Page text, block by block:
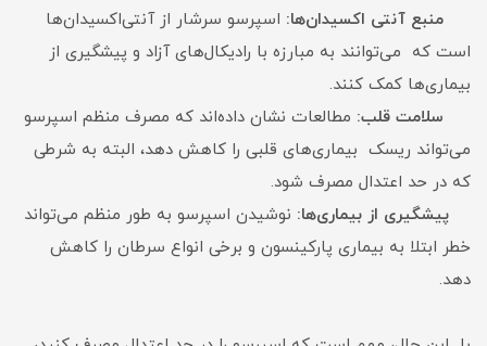
منبع آنتی اکسیدان‌ها: اسپرسو سرشار از آنتی‌اکسیدان‌ها
است که می‌توانند به مبارزه با رادیکال‌های آزاد و پیشگیری از
بیماری‌ها کمک کنند.
سلامت قلب: مطالعات نشان داده‌اند که مصرف منظم اسپرسو
می‌تواند ریسک بیماری‌های قلبی را کاهش دهد، البته به شرطی
که در حد اعتدال مصرف شود.
پیشگیری از بیماری‌ها: نوشیدن اسپرسو به طور منظم می‌تواند
خطر ابتلا به بیماری پارکینسون و برخی انواع سرطان را کاهش
دهد.